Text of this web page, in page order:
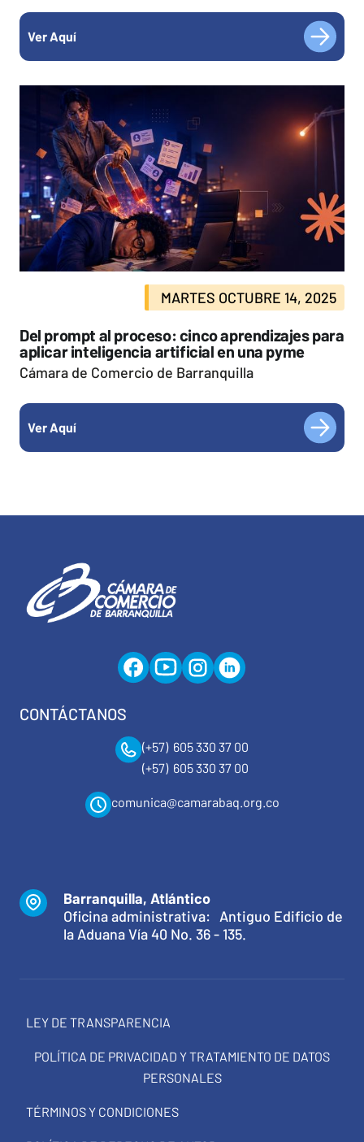
Ver Aquí
MARTES OCTUBRE 14, 2025
Del prompt al proceso: cinco aprendizajes para
aplicar inteligencia artificial en una pyme
Cámara de Comercio de Barranquilla
Ver Aquí
CONTÁCTANOS
(+57) 605 330 37 00
(+57) 605 330 37 00
comunica@camarabaq.org.co
Barranquilla, Atlántico
Oficina administrativa: Antiguo Edificio de
la Aduana Vía 40 No. 36 - 135.
LEY DE TRANSPARENCIA
POLÍTICA DE PRIVACIDAD Y TRATAMIENTO DE DATOS
PERSONALES
TÉRMINOS Y CONDICIONES